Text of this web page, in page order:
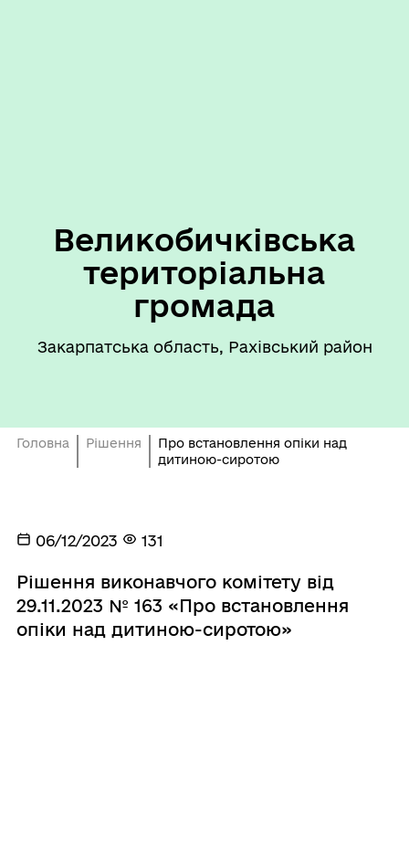
Великобичківська
територіальна
громада
Закарпатська область, Рахівський район
Головна Рішення
Про встановлення опіки над
дитиною-сиротою
06/12/2023 131
Рішення виконавчого комітету від
29.11.2023 № 163 «Про встановлення
опіки над дитиною-сиротою»